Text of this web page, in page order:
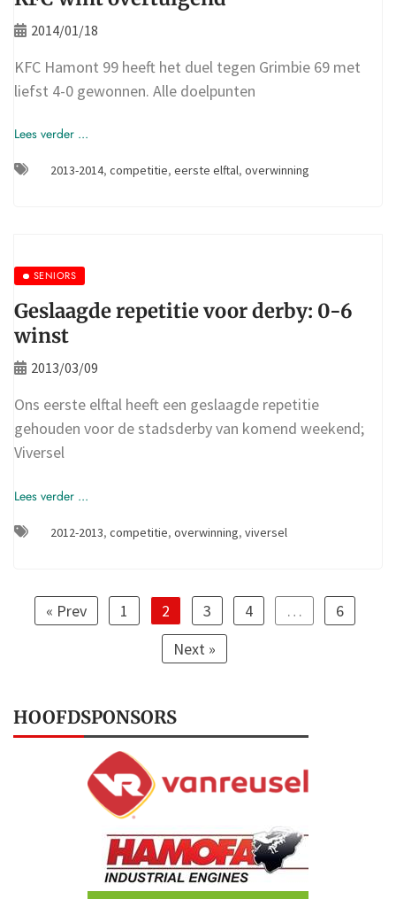
2014/01/18
KFC Hamont 99 heeft het duel tegen Grimbie 69 met
liefst 4-0 gewonnen. Alle doelpunten
Lees verder ...
2013-2014, competitie, eerste elftal, overwinning
SENIORS
Geslaagde repetitie voor derby: 0-6
winst
2013/03/09
Ons eerste elftal heeft een geslaagde repetitie
gehouden voor de stadsderby van komend weekend;
Viversel
Lees verder ...
2012-2013, competitie, overwinning, viversel
« Prev 1 2 3 4 …
6
Next »
HOOFDSPONSORS